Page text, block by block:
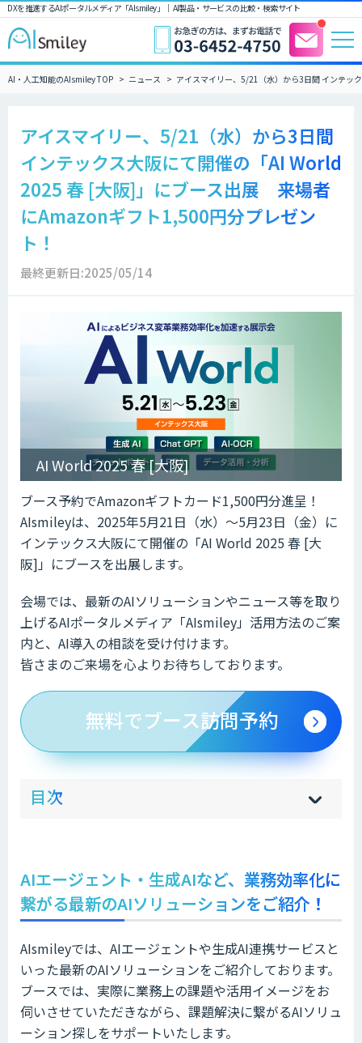
DXを推進するAIポータルメディア「AIsmiley」｜ AI製品・サービスの比較・検索サイト
AI・人工知能のAIsmiley TOP ニュース アイスマイリー、5/21（水）から3日間 インテ
アイスマイリー、5/21（水）から3日間
インテックス大阪にて開催の「AI World
2025 春 [大阪]」にブース出展 来場者
にAmazonギフト1,500円分プレゼン
ト！
最終更新日:2025/05/14
AI World 2025 春 [大阪]
ブース予約でAmazonギフトカード1,500円分進呈！
AIsmileyは、2025年5月21日（水）～5月23日（金）に
インテックス大阪にて開催の「AI World 2025 春 [大
阪]」にブースを出展します。
会場では、最新のAIソリューションやニュース等を取り
上げるAIポータルメディア「AIsmiley」活用方法のご案
内と、AI導入の相談を受け付けます。
皆さまのご来場を心よりお待ちしております。
無料でブース訪問予約
目次 hi
]
sh
]
AIエージェント・生成AIなど、業務効率化に
繋がる最新のAIソリューションをご紹介 ！
AIsmileyでは、AIエージェントや生成AI連携サービスと
いった最新のAIソリューションをご紹介しております。
ブースでは、実際に業務上の課題や活用イメージをお
伺いさせていただきながら、課題解決に繋がるAIソリュ
ーション探しをサポートいたします。